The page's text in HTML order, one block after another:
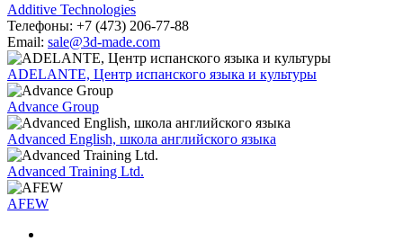
Additive Technologies
Телефоны: +7 (473) 206-77-88
Email: sale@3d-made.com
ADELANTE, Центр испанского языка и культуры
Advance Group
Advanced English, школа английского языка
Advanced Training Ltd.
AFEW